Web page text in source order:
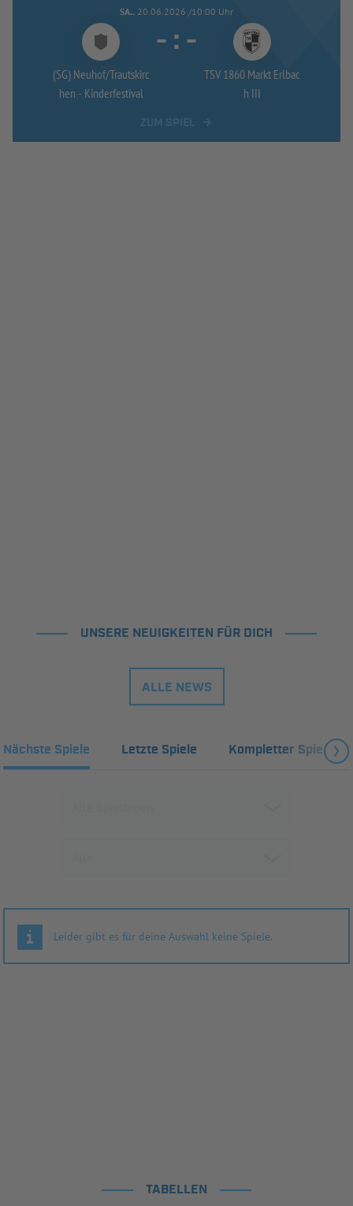
SA.. 20.06.2026 /10:00 Uhr
(SG) Neuhof/Trautskirc
hen - Kinderfestival
- : -
TSV 1860 Markt Erlbac
h III
UNSERE NEUIGKEITEN FÜR DICH
ALLE NEWS
Nächste Spiele Letzte Spiele Kompletter Spielplan
Leider gibt es für deine Auswahl keine Spiele.
TABELLEN